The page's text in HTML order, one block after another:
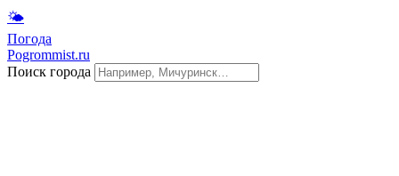
🌤
Погода
Pogrommist.ru
Поиск города